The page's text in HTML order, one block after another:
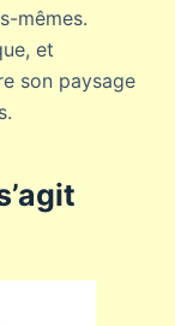
mêmes.
et
son paysage